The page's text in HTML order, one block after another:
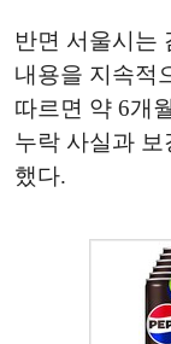
반면 서울시는
내용을 지속적
따르면 약 6개
누락 사실과
했다.